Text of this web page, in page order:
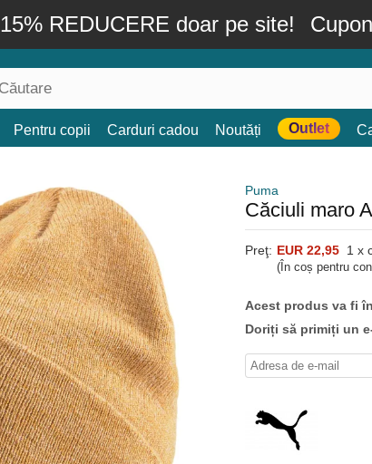
15% REDUCERE doar pe site!
Pentru copii Carduri cadou Noutăți Outlet
Puma
Căciuli maro
Preţ: EUR 22,95 1 x
(În coș pentru
Acest produs va fi
Doriți să primiți un